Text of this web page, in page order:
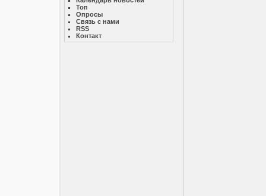
Топ
Опросы
Связь с нами
RSS
Контакт